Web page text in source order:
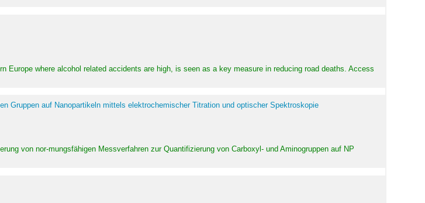
Europe where alcohol related accidents are high, is seen as a key measure in reducing road deaths. Access
Gruppen auf Nanopartikeln mittels elektrochemischer Titration und optischer Spektroskopie
von nor-mungsfähigen Messverfahren zur Quantifizierung von Carboxyl- und Aminogruppen auf NP